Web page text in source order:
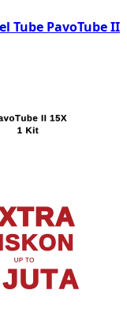
Tube PavoTube II